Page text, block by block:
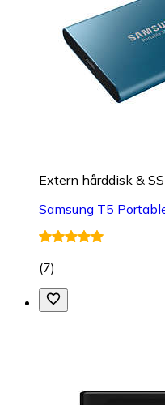
Extern hårddisk &
Samsung T5
(7)